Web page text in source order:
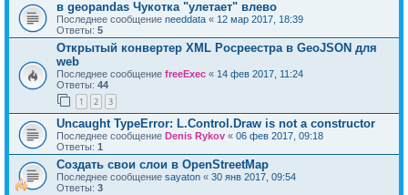
в geopandas Чукотка "улетает" влево
Последнее сообщение needdata « 12 мар 2017, 18:39
Ответы: 5
Открытый конвертер XML Росреестра в GeoJSON для
web
Последнее сообщение freeExec « 14 фев 2017, 11:24
Ответы: 44
1 2 3
Uncaught TypeError: L.Control.Draw is not a constructor
Последнее сообщение Denis Rykov « 06 фев 2017, 09:18
Ответы: 1
Создать свои слои в OpenStreetMap
Последнее сообщение sayaton « 30 янв 2017, 09:54
Ответы: 3